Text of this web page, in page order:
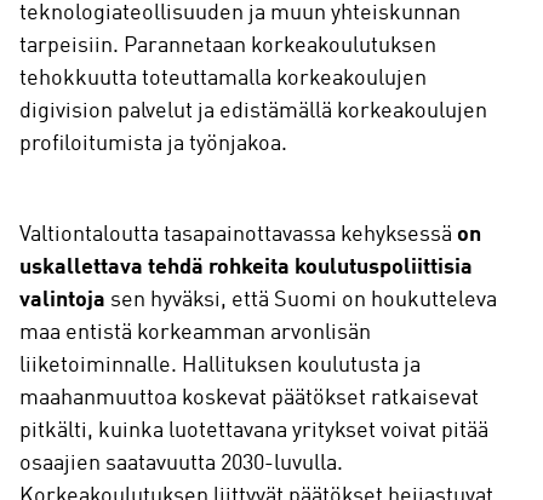
teknologiateollisuuden ja muun yhteiskunnan
tarpeisiin. Parannetaan korkeakoulutuksen
tehokkuutta toteuttamalla korkeakoulujen
digivision palvelut ja edistämällä korkeakoulujen
profiloitumista ja työnjakoa.
Valtiontaloutta tasapainottavassa kehyksessä on
uskallettava tehdä rohkeita koulutuspoliittisia
valintoja sen hyväksi, että Suomi on houkutteleva
maa entistä korkeamman arvonlisän
liiketoiminnalle. Hallituksen koulutusta ja
maahanmuuttoa koskevat päätökset ratkaisevat
pitkälti, kuinka luotettavana yritykset voivat pitää
osaajien saatavuutta 2030-luvulla.